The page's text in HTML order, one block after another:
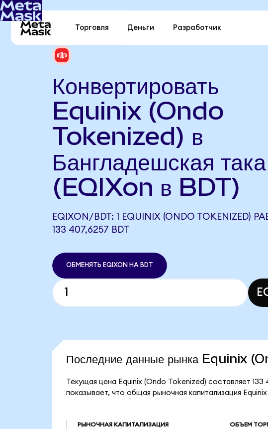
Торговля Деньги Разработчик
Конвертировать
Equinix (Ondo
Tokenized) в
Бангладешская така
(EQIXon в BDT)
EQIXON/BDT: 1 EQUINIX (ONDO TOKENIZED)
133 407,6257 BDT
ОБМЕНЯТЬ EQIXON НА BDT
Последние данные рынка Equinix
Текущая цена Equinix (Ondo Tokenized) составляет
показывает, что общая рыночная капитализация
РЫНОЧНАЯ КАПИТАЛИЗАЦИЯ ОБЪЕМ